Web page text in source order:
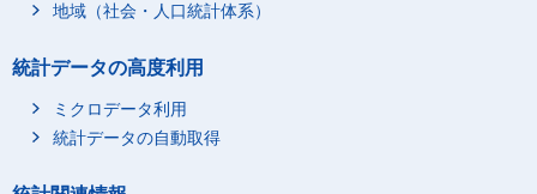
地域（社会・人口統計体系）
統計データの高度利用
ミクロデータ利用
統計データの自動取得